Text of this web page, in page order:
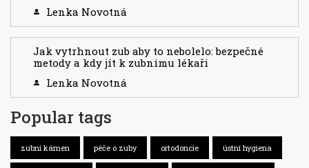
Lenka Novotná
Jak vytrhnout zub aby to nebolelo: bezpečné
metody a kdy jít k zubnímu lékaři
Lenka Novotná
Popular tags
zubní kámen péče o zuby ortodoncie ústní hygiena